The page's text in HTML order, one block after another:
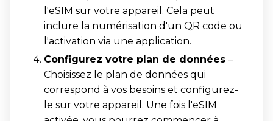
l'eSIM sur votre appareil. Cela peut
inclure la numérisation d'un QR code ou
l'activation via une application.
Configurez votre plan de données –
Choisissez le plan de données qui
correspond à vos besoins et configurez-
le sur votre appareil. Une fois l'eSIM